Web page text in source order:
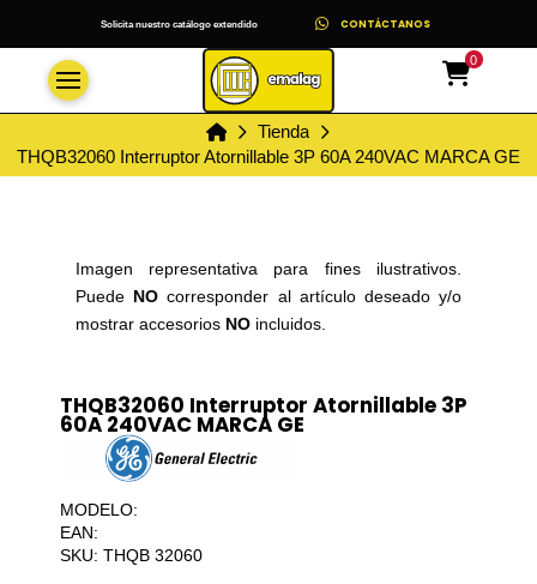
Solicita nuestro catálogo extendido CONTÁCTANOS
0
InicioTienda
THQB32060 Interruptor Atornillable 3P 60A 240VAC MARCA GE
Imagen representativa para fines ilustrativos.
Puede NOcorresponder al artículo deseado y/o
mostrar accesorios NOincluidos.
THQB32060 Interruptor Atornillable 3P
60A 240VAC MARCA GE
MODELO:
EAN:
SKU: THQB 32060